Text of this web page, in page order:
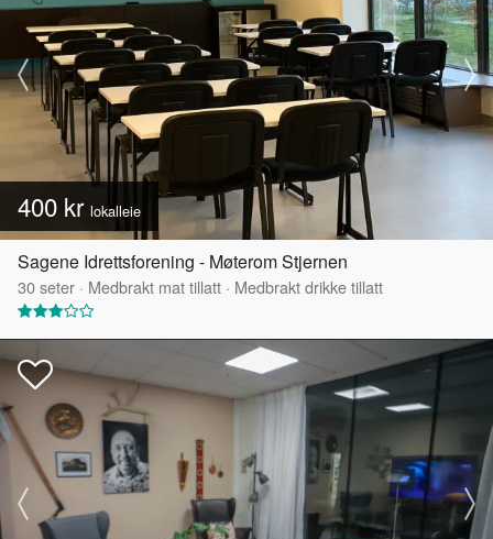
400 kr lokalleie
Sagene Idrettsforening - Møterom Stjernen
30seter · Medbrakt mat tillatt · Medbrakt drikke tillatt